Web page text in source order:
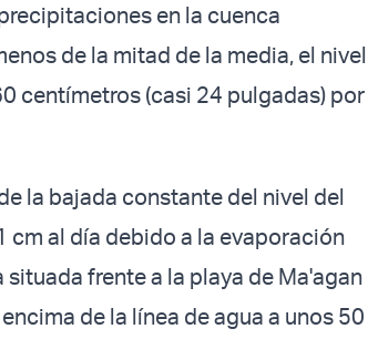
en la cuenca
de la mitad de la media, el nivel
centímetros (casi 24 pulgadas) por
la bajada constante del nivel del
al día debido a la evaporación
frente a la playa de Ma'agan
de la línea de agua a unos 50